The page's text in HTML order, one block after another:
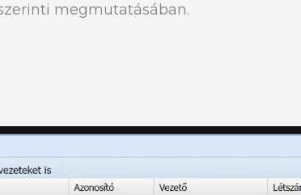
megmutatásában.